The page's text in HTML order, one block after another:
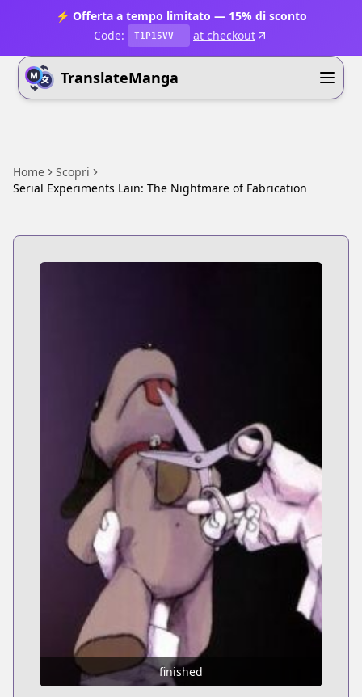
⚡ Offerta a tempo limitato — 15% di sconto
Code:
T1P15VV at checkout
TranslateManga
Home
Scopri
Serial Experiments Lain: The Nightmare of Fabrication
finished